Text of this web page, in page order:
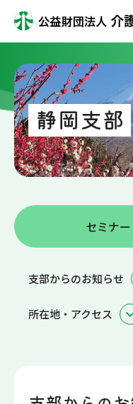
静岡支部
セミナ
支部からのお知らせ
所在地・アクセス